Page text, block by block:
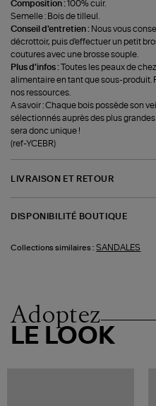
Composition :100% cuir.
Semelle : Bois de tilleul.
Conseil d'entretien : Nous vous
décrottoir, puis d'effectuer un petit
coutures avec une brosse souple.
Plus d'infos :
Toutes les peaux de
alimentaire en tant que sous-produit.
nos ressources.
A savoir : Chaque bois possède son
sélectionnés auprès des plus
sera donc unique !
(ref-YCEBR)
LIVRAISON ET RETOUR
DISPONIBILITÉ BOUTIQUE
Collections similaires : SANDALES
Adoptez
LE LOOK